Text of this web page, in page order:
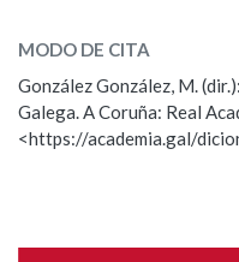
BUSCAR NO CONTIDO
Nas definicións
Observación
Nome
MODO DE CITA
González González, M.
Galega. A Coruña: Real
<https://academia.gal/